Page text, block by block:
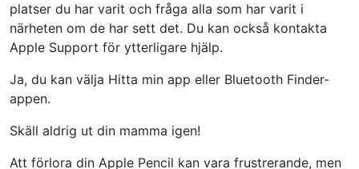
platser du har varit och fråga alla som har varit i
närheten om de har sett det. Du kan också kontakta
Apple Support för ytterligare hjälp.
Ja, du kan välja Hitta min app eller Bluetooth Finder-
appen.
Skäll aldrig ut din mamma igen!
Att förlora din Apple Pencil kan vara frustrerande, men